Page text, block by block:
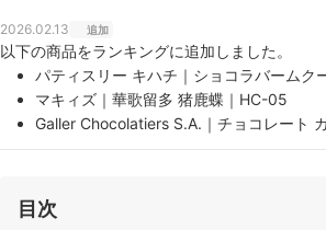
2026.02.13 追加
以下の商品をランキングに追加しました。
パティスリー キハチ｜ショコラバームク
マキィズ｜華歌留多 猪鹿蝶｜HC-05
Galler Chocolatiers S.A.｜チョコレート
マキィズ｜フローリスト
LINDT & SPRUNGLI｜LINDOR｜リンド
LINDT & SPRUNGLI｜LINDOR｜リンド
目次